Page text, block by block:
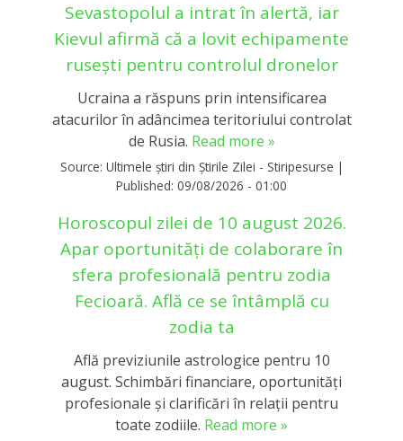
Sevastopolul a intrat în alertă, iar
Kievul afirmă că a lovit echipamente
rusești pentru controlul dronelor
Ucraina a răspuns prin intensificarea
atacurilor în adâncimea teritoriului controlat
de Rusia. Read more »
Source: Ultimele știri din Știrile Zilei - Stiripesurse |
Published: 09/08/2026 - 01:00
Horoscopul zilei de 10 august 2026.
Apar oportunități de colaborare în
sfera profesională pentru zodia
Fecioară. Află ce se întâmplă cu
zodia ta
Află previziunile astrologice pentru 10
august. Schimbări financiare, oportunități
profesionale și clarificări în relații pentru
toate zodiile. Read more »